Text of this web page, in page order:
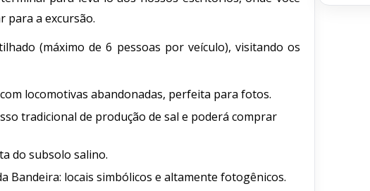
para a excursão.
(máximo de 6 pessoas por veículo), visitando os
locomotivas abandonadas, perfeita para fotos.
tradicional de produção de sal e poderá comprar
do subsolo salino.
Bandeira: locais simbólicos e altamente fotogênicos.